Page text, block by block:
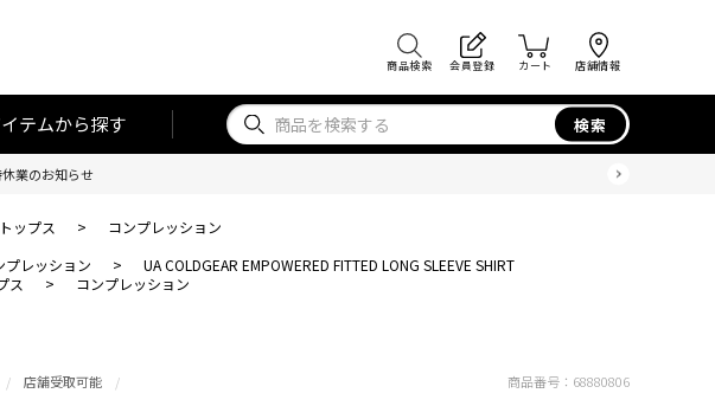
商品検索 会員登録 カート 店舗情報
テムから探す 検索
業のお知らせ
トップス >
コンプレッション
プレッション >
UA COLDGEAR EMPOWERED FITTED LONG SLEEVE SHIRT
ス >
コンプレッション
店舗受取可能 商品番号： 68880806